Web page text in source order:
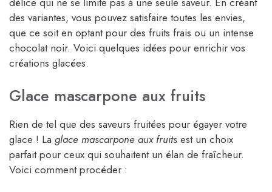
des variantes, vous pouvez satisfaire toutes les envies,
que ce soit en optant pour des fruits frais ou un intense
chocolat noir. Voici quelques idées pour enrichir vos
créations glacées.
Glace mascarpone aux fruits
Rien de tel que des saveurs fruitées pour égayer votre
glace ! La glace mascarpone aux fruits est un choix
parfait pour ceux qui souhaitent un élan de fraîcheur.
Voici comment procéder :